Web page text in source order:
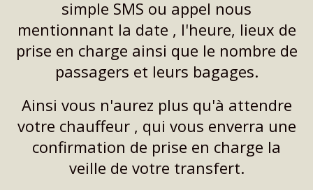
simple SMS ou appel nous
mentionnant la date , l'heure, lieux de
prise en charge ainsi que le nombre de
passagers et leurs bagages.
Ainsi vous n'aurez plus qu'à attendre
votre chauffeur , qui vous enverra une
confirmation de prise en charge la
veille de votre transfert.